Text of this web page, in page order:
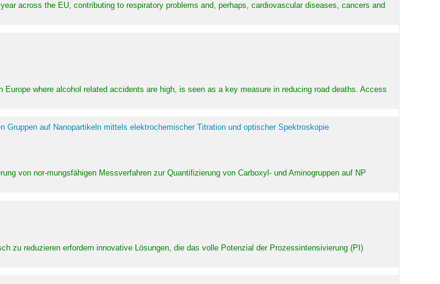
across the EU, contributing to respiratory problems and, perhaps, cardiovascular diseases, cancers and
where alcohol related accidents are high, is seen as a key measure in reducing road deaths. Access
auf Nanopartikeln mittels elektrochemischer Titration und optischer Spektroskopie
von nor-mungsfähigen Messverfahren zur Quantifizierung von Carboxyl- und Aminogruppen auf NP
zu reduzieren erfordern innovative Lösungen, die das volle Potenzial der Prozessintensivierung (PI)